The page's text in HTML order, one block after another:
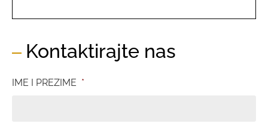
Kontaktirajte nas
IME I PREZIME *